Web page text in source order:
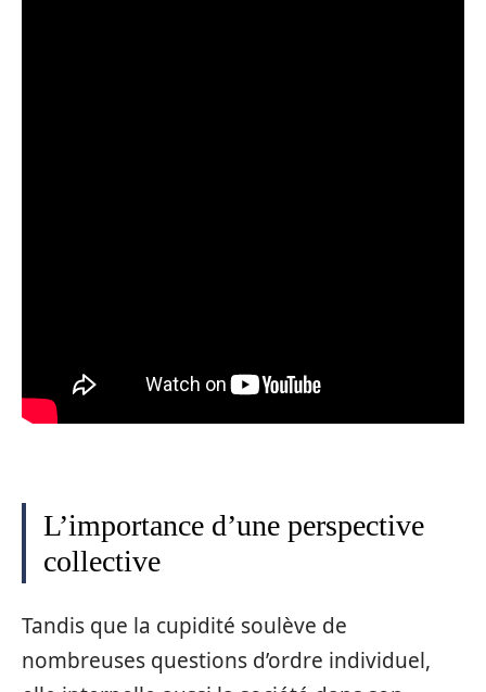
L’importance d’une perspective
collective
Tandis que la cupidité soulève de
nombreuses questions d’ordre individuel,